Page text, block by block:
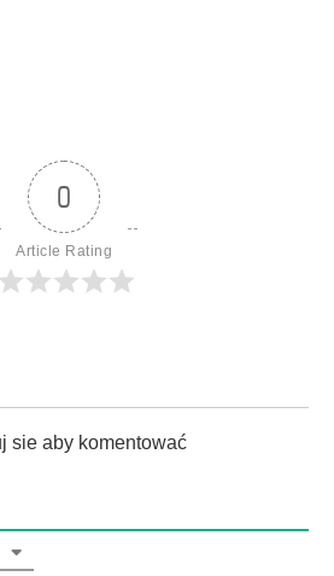
0
Article Rating
sie aby komentować